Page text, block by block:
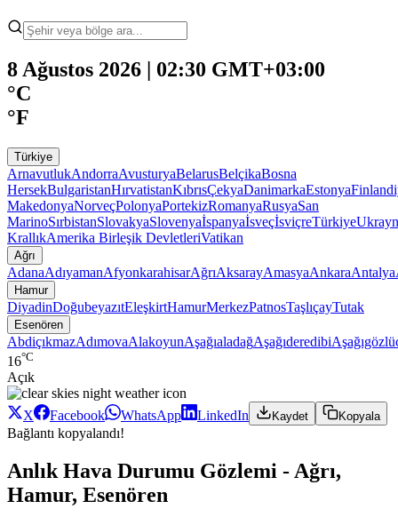
8 Ağustos 2026 | 02:30 GMT+03:00
°C
°F
Türkiye
ArnavutlukAndorraAvusturyaBelarusBelçikaBosna
HersekBulgaristanHırvatistanKıbrısÇekyaDanimarkaEstonya
MakedonyaNorveçPolonyaPortekizRomanyaRusyaSan
MarinoSırbistanSlovakyaSlovenyaİspanyaİsveçİsviçreTürkiye
KrallıkAmerika Birleşik DevletleriVatikan
Ağrı
AdanaAdıyamanAfyonkarahisarAğrıAksarayAmasyaAnkaraAntalya
Hamur
DiyadinDoğubeyazıtEleşkirtHamurMerkezPatnosTaşlıçayTutak
Esenören
AbdiçıkmazAdımovaAlakoyunAşağıaladağAşağıderedibi
16°C
Açık
X Facebook WhatsApp LinkedIn Kaydet Kopyala
Bağlantı kopyalandı!
Anlık Hava Durumu Gözlemi - Ağrı,
Hamur, Esenören